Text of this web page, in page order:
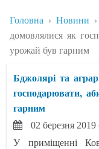
Головна Новини
домовлялися як
урожай був гарним
Бджолярі та
господарювати,
гарним
02 березня 2019
У приміщенні